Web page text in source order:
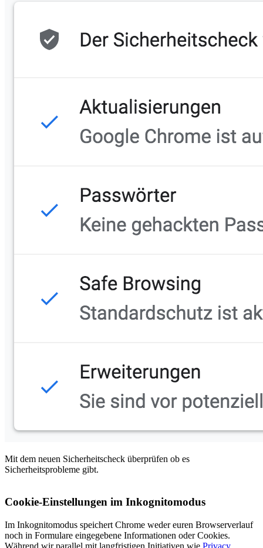
Mit dem neuen Sicherheitscheck überprüfen ob es
Sicherheitsprobleme gibt.
Cookie-Einstellungen im Inkognitomodus
Im Inkognitomodus speichert Chrome weder euren Browserverlauf
noch in Formulare eingegebene Informationen oder Cookies.
Während wir parallel mit langfristigen Initiativen wie Privacy